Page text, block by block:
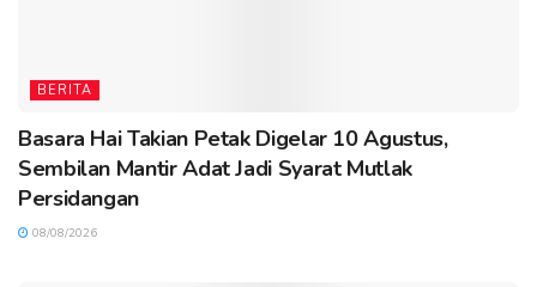
BERITA
Basara Hai Takian Petak Digelar 10 Agustus,
Sembilan Mantir Adat Jadi Syarat Mutlak
Persidangan
08/08/2026